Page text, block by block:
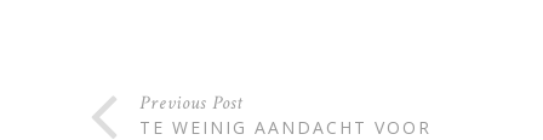
Previous Post
TE WEINIG AANDACHT VOOR